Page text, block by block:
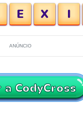
E X I
ANÚNCIO
CodyCross